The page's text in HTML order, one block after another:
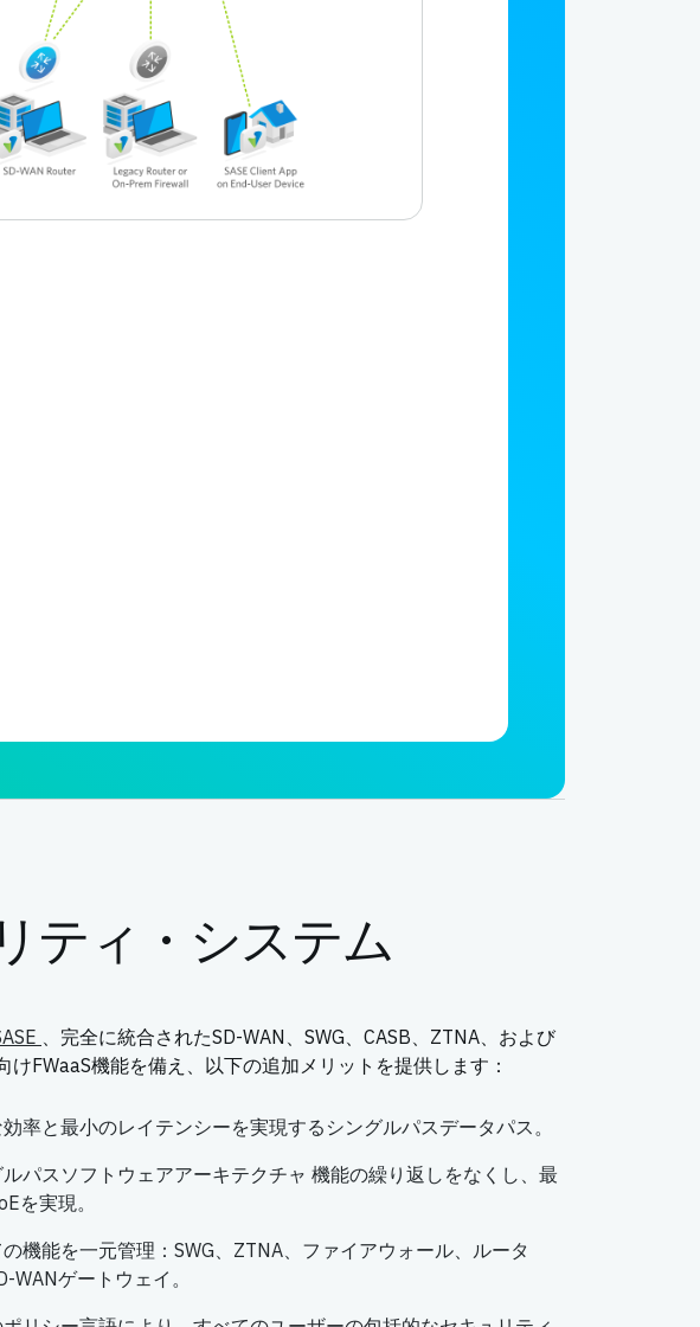
ティ・システム
、完全に統合されたSD-WAN、SWG、CASB、ZTNA、および
けFWaaS機能を備え、以下の追加メリットを提供します：
率と最小のレイテンシーを実現するシングルパスデータパス。
ルパスソフトウェアアーキテクチャ 機能の繰り返しをなくし、最
を実現。
機能を一元管理：SWG、ZTNA、ファイアウォール、ルータ
WANゲートウェイ。